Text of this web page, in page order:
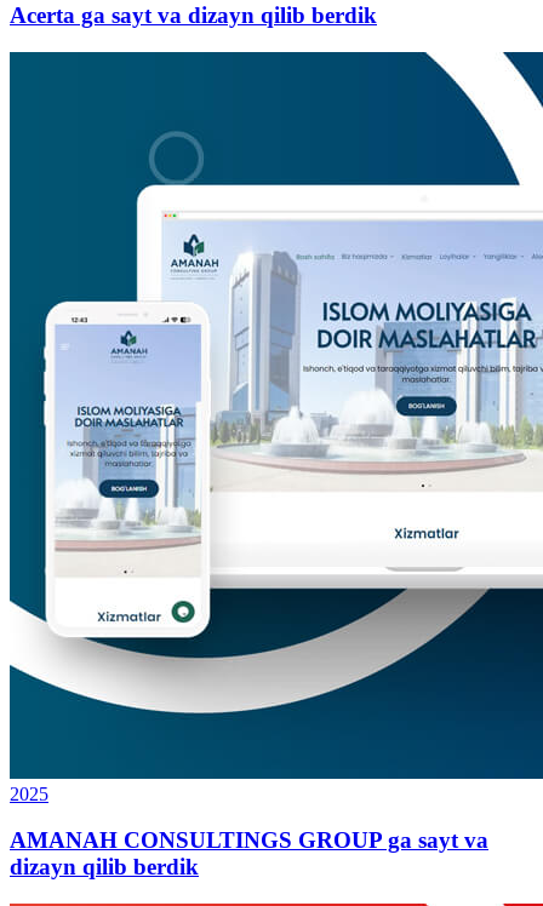
Acerta ga sayt va dizayn qilib berdik
2025
AMANAH CONSULTINGS GROUP ga sayt va
dizayn qilib berdik